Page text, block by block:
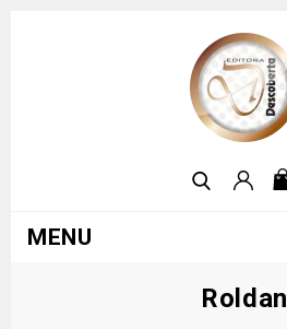
MENU
Roldan